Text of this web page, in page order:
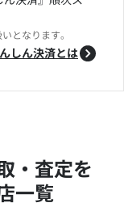
となります。
しん決済とは
・査定を
一覧